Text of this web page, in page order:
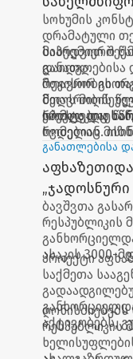
ოდიშარიას
სპექტაკლი
სოხუმის
დრამატული
მიხედვით
დაიდგა.
საპრემიერო
განათლებისა
მთავრობის
მთავრობის
ერთად
რეჟისორ
წელს
რომლებიც
ხვდებიან.
და
სპექტაკლი
რომელიც
აღდგენას.
განათლებისა
ბავშვთა
რესპუბლიკის
ასაკის 3000-
პროექტი
საქმეთა
აქტივობებს,
რესპუბლიკის